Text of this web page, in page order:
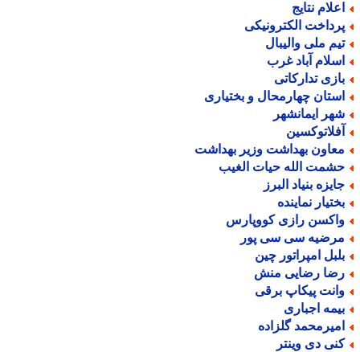
نتایج
الکترونیکی
ملی والیبال
آباد غرب
تدارکاتی
چهارمحال و بختیاری
ایمانشهر
بهداشت وزیر بهداشت
الله حیات الغیب
بنیاد البرز
نماینده
رازی کووپارس
سی سی پور
امپراتور چین
رضایی منش
پیکاپ برقی
اجباری
گلزاده
دی وینتر